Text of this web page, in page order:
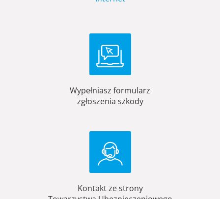
Wypełniasz formularz
zgłoszenia szkody
Kontakt ze strony